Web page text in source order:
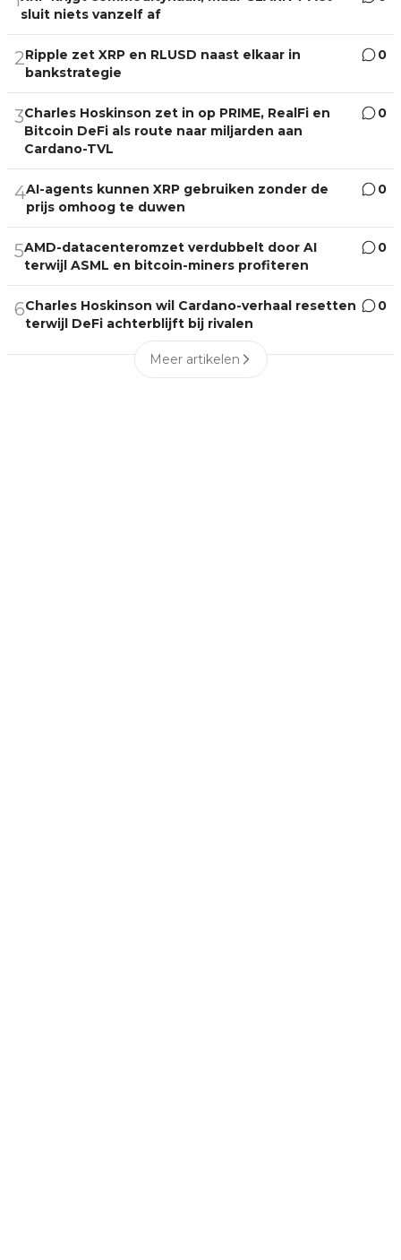
sluit niets vanzelf af
2Ripple zet XRP en RLUSD naast elkaar in
bankstrategie
0
3Charles Hoskinson zet in op PRIME, RealFi en
Bitcoin DeFi als route naar miljarden aan
Cardano-TVL
0
4AI-agents kunnen XRP gebruiken zonder de
prijs omhoog te duwen
0
5AMD-datacenteromzet verdubbelt door AI
terwijl ASML en bitcoin-miners profiteren
0
6Charles Hoskinson wil Cardano-verhaal resetten
terwijl DeFi achterblijft bij rivalen
0
Meer artikelen